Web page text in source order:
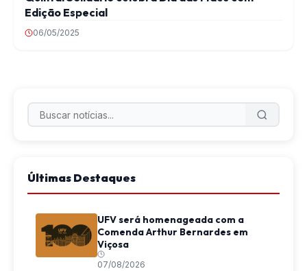
Edição Especial
06/05/2025
Últimas Destaques
UFV será homenageada com a
Comenda Arthur Bernardes em
Viçosa
07/08/2026